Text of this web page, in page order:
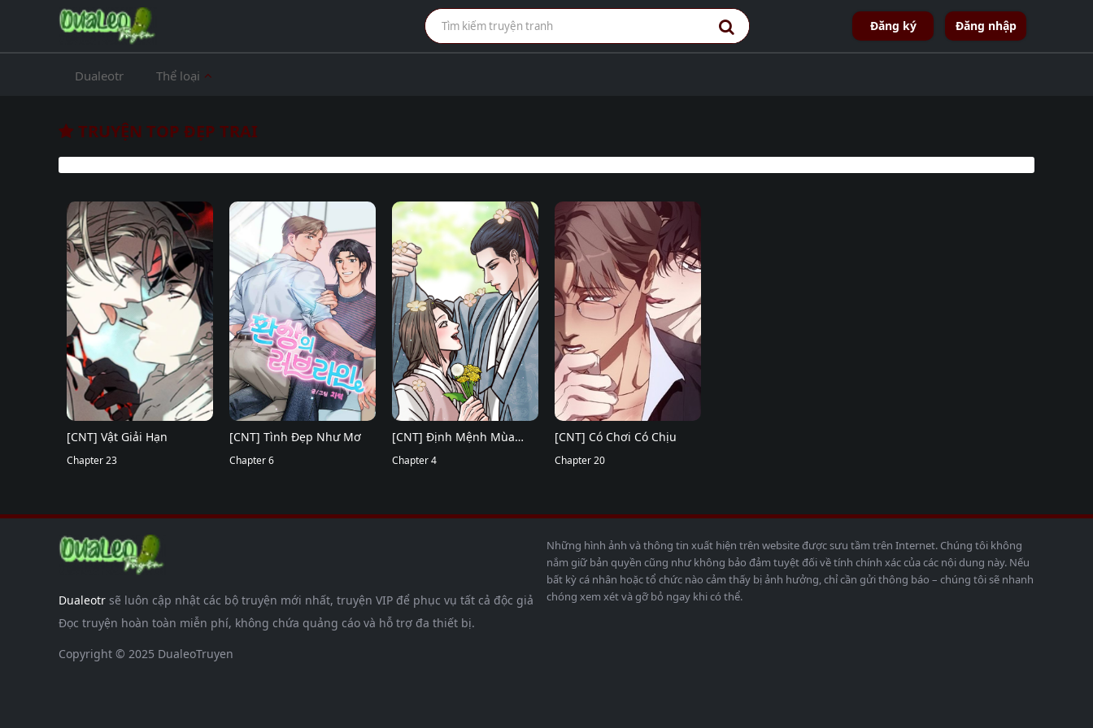
Đăng ký Đăng nhập
Dualeotr Thể loại
TRUYỆN TOP ĐẸP TRAI
[CNT] Vật Giải Hạn
Chapter 23
[CNT] Tình Đẹp Như Mơ
Chapter 6
[CNT] Định Mệnh Mùa
Đông
Chapter 4
[CNT] Có Chơi Có Chịu
Chapter 20
Dualeotr sẽ luôn cập nhật các bộ truyện mới nhất, truyện VIP để phục vụ tất cả độc giả
Đọc truyện hoàn toàn miễn phí, không chứa quảng cáo và hỗ trợ đa thiết bị.
Copyright © 2025 DualeoTruyen
Những hình ảnh và thông tin xuất hiện trên website được sưu tầm trên Internet. Chúng tôi không
nắm giữ bản quyền cũng như không bảo đảm tuyệt đối về tính chính xác của các nội dung này. Nếu
bất kỳ cá nhân hoặc tổ chức nào cảm thấy bị ảnh hưởng, chỉ cần gửi thông báo – chúng tôi sẽ nhanh
chóng xem xét và gỡ bỏ ngay khi có thể.